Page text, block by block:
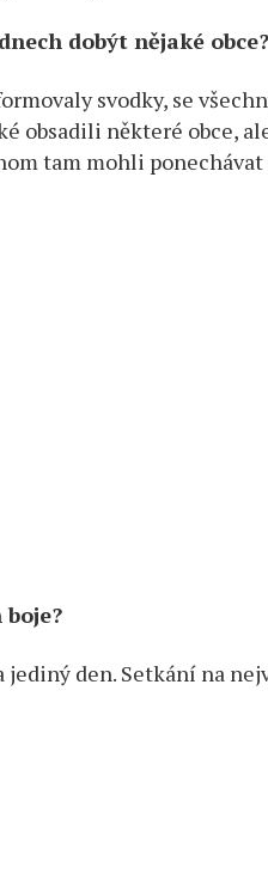
dobýt nějaké obce?
svodky, se
obsadili některé obce,
tam mohli ponechávat
jediný den. Setkání na